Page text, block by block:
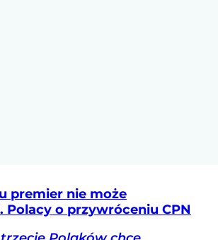
premier nie może
Polacy o przywróceniu CPN